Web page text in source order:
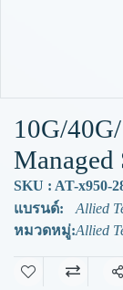
10G/
Managed
SKU : AT-x950-
แบรนด์:
Allied
หมวดหมู่:Allied